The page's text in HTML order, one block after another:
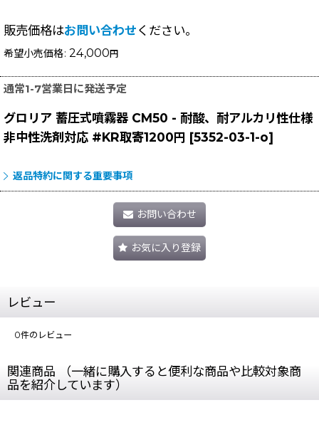
販売価格はお問い合わせください。
希望小売価格: 24,000 円
通常1-7営業日に発送予定
グロリア 蓄圧式噴霧器 CM50 - 耐酸、耐アルカリ性仕様
非中性洗剤対応 #KR取寄1200円 [5352-03-1-o]
返品特約に関する重要事項
お問い合わせ
お気に入り登録
レビュー
0件のレビュー
関連商品 （一緒に購入すると便利な商品や比較対象商
品を紹介しています）